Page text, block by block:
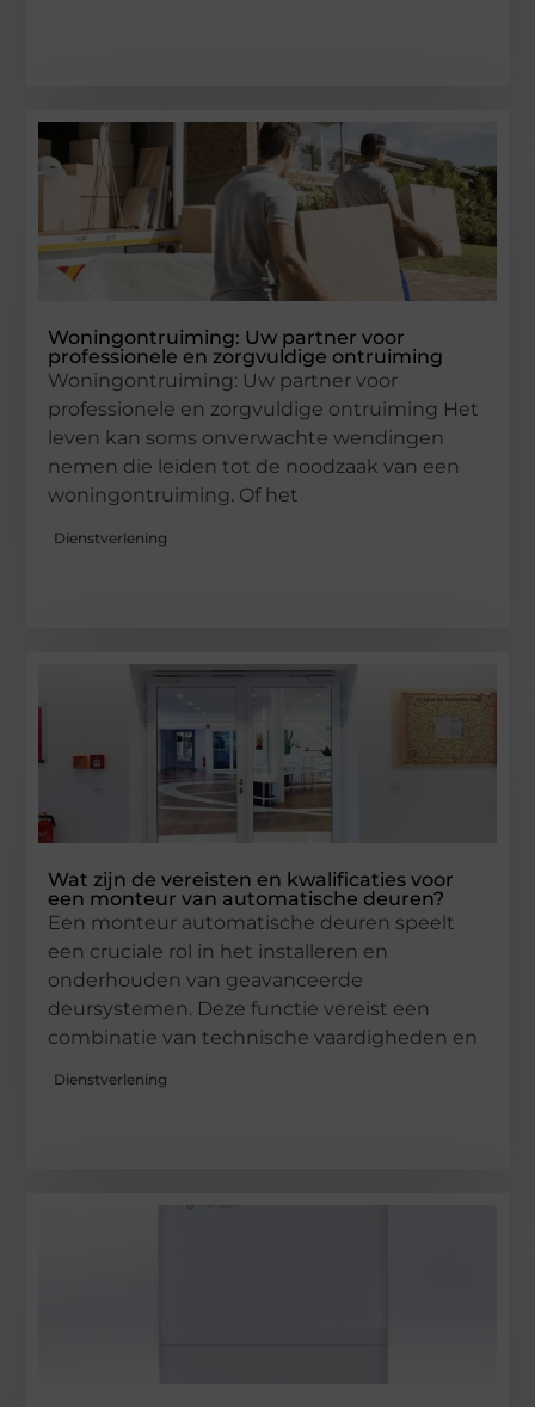
Woningontruiming: Uw partner voor
professionele en zorgvuldige ontruiming
Woningontruiming: Uw partner voor
professionele en zorgvuldige ontruiming Het
leven kan soms onverwachte wendingen
nemen die leiden tot de noodzaak van een
woningontruiming. Of het
Dienstverlening
Wat zijn de vereisten en kwalificaties voor
een monteur van automatische deuren?
Een monteur automatische deuren speelt
een cruciale rol in het installeren en
onderhouden van geavanceerde
deursystemen. Deze functie vereist een
combinatie van technische vaardigheden en
Dienstverlening